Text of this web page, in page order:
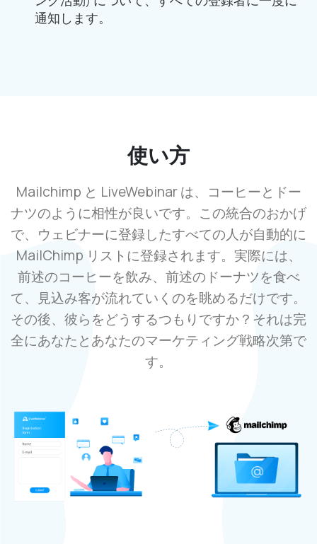
通知します。
使い方
Mailchimp と LiveWebinar は、コーヒーとドー
ナツのように相性が良いです。この統合のおかげ
で、ウェビナーに登録したすべての人が自動的に
MailChimp リストに登録されます。実際には、
前述のコーヒーを飲み、前述のドーナツを食べ
て、見込み客が流れていくのを眺めるだけです。
その後、彼らをどうするつもりですか？それは完
全にあなたとあなたのマーケティング戦略次第で
す。